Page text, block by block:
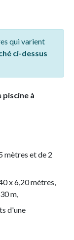
qui varient
ci-dessus
piscine à
mètres et de 2
x 6,20 mètres,
m,
d'une